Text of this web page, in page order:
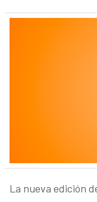
La nueva edición